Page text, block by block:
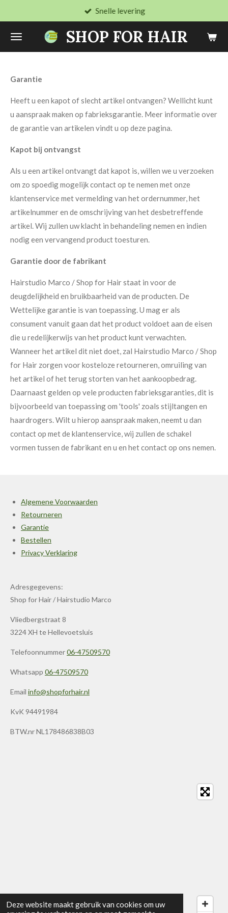
Deze website maakt gebruik van cookies om uw
naar
de
SHOP FOR HAIR
Snelle levering
Garantie
Heeft u een kapot of slecht artikel ontvangen? Wellicht kunt
u aanspraak maken op fabrieksgarantie. Meer informatie over
de garantie van artikelen vindt u op deze pagina.
Kapot bij ontvangst
Als u een artikel ontvangt dat kapot is, willen we u verzoeken
om zo spoedig mogelijk contact op te nemen met onze
klantenservice met vermelding van het ordernummer, het
artikelnummer en de omschrijving van het desbetreffende
artikel. Wij zullen uw klacht in behandeling nemen en indien
nodig een vervangend product toesturen.
Garantie door de fabrikant
Hairstudio Marco / Shop for Hair staat in voor de
deugdelijkheid en bruikbaarheid van de producten. De
Wettelijke garantie is van toepassing. U mag er als
consument vanuit gaan dat het product voldoet aan de eisen
die u redelijkerwijs van het product kunt verwachten.
Wanneer het artikel dit niet doet, zal Hairstudio Marco / Shop
for Hair zorgen voor kosteloze retourneren, omruiling van
het artikel of het terug storten van het aankoopbedrag.
Daarnaast gelden op vele producten fabrieksgaranties, dit is
bijvoorbeeld van toepassing om 'tools' zoals stijltangen en
haardrogers. Wilt u hierop aanspraak maken, neemt u dan
contact op met de klantenservice, wij zullen de schakel
vormen tussen de fabrikant en u en het contact op ons nemen.
Algemene Voorwaarden
Retourneren
Garantie
Bestellen
Privacy Verklaring
Adresgegevens:
Shop for Hair / Hairstudio Marco
Vliedbergstraat 8
3224 XH te Hellevoetsluis
Telefoonnummer06-47509570
Whatsapp 06-47509570
Email info@shopforhair.nl
KvK 94491984
BTW.nr NL178486838B03